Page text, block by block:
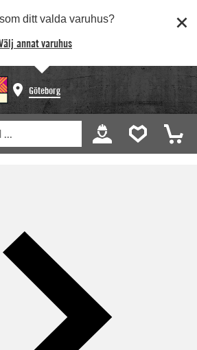
som ditt valda varuhus?
annat varuhus
Göteborg